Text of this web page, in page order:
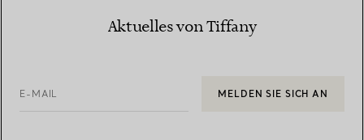
Erfahren Sie mehr über die Herkunft unserer Diamanten
und unsere verantwortungsvolle Beschaffung
Aktuelles von Tiffany
E-MAIL MELDEN SIE SICH AN